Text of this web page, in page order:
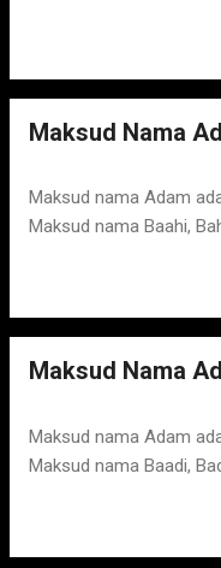
Maksud Nama
Maksud nama Adam
Maksud nama Baahi,
Maksud Nama
Maksud nama Adam
Maksud nama Baadi,